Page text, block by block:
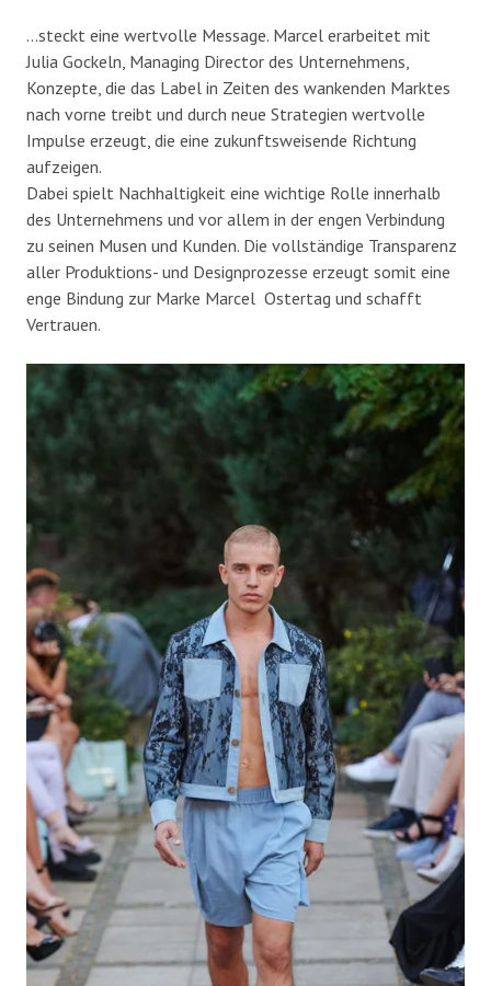
…steckt eine wertvolle Message. Marcel erarbeitet mit
Julia Gockeln, Managing Director des Unternehmens,
Konzepte, die das Label in Zeiten des wankenden Marktes
nach vorne treibt und durch neue Strategien wertvolle
Impulse erzeugt, die eine zukunftsweisende Richtung
aufzeigen.
Dabei spielt Nachhaltigkeit eine wichtige Rolle innerhalb
des Unternehmens und vor allem in der engen Verbindung
zu seinen Musen und Kunden. Die vollständige Transparenz
aller Produktions- und Designprozesse erzeugt somit eine
enge Bindung zur Marke Marcel Ostertag und schafft
Vertrauen.